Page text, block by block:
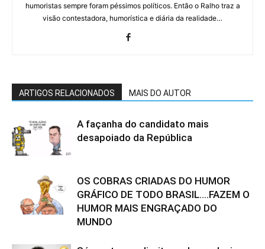
humoristas sempre foram péssimos políticos. Então o Ralho traz a
visão contestadora, humorística e diária da realidade…
ARTIGOS RELACIONADOS MAIS DO AUTOR
A façanha do candidato mais
desapoiado da República
OS COBRAS CRIADAS DO HUMOR
GRÁFICO DE TODO BRASIL….FAZEM O
HUMOR MAIS ENGRAÇADO DO
MUNDO